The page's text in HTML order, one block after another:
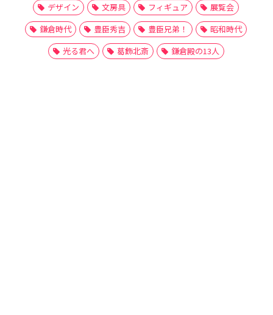
デザイン
文房具 フィギュア
展覧会
鎌倉時代
豊臣秀吉 豊臣兄弟！
昭和時代
光る君へ
葛飾北斎 鎌倉殿の13人